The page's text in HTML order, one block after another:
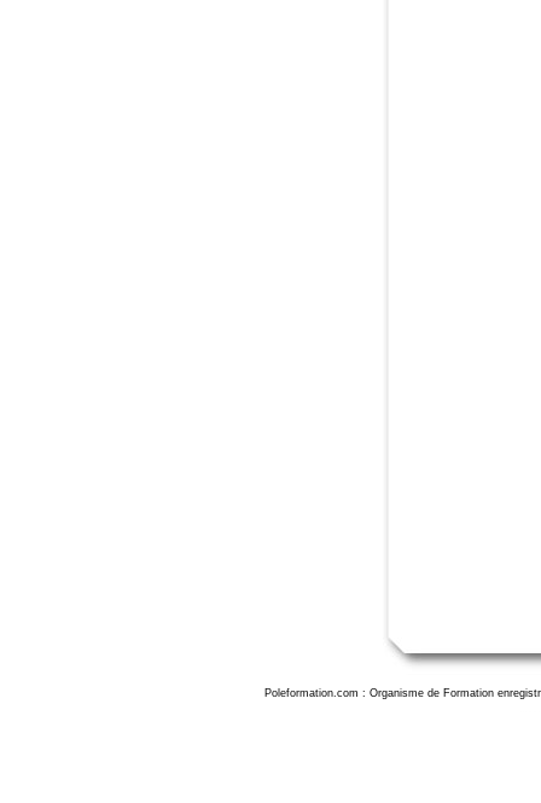
Poleformation.com : Organisme de Formation